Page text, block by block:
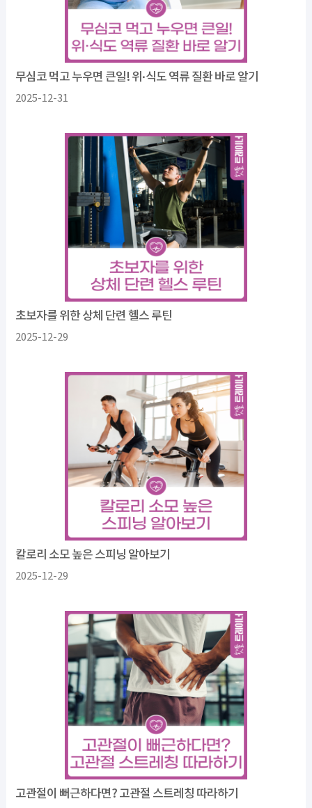
무심코 먹고 누우면 큰일! 위·식도 역류 질환 바로 알기
2025-12-31
초보자를 위한 상체 단련 헬스 루틴
2025-12-29
칼로리 소모 높은 스피닝 알아보기
2025-12-29
고관절이 뻐근하다면? 고관절 스트레칭 따라하기